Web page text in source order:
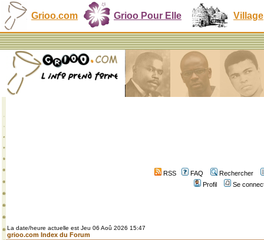
Grioo.com Grioo Pour Elle Village
RSS FAQ
Rechercher
Profil
Se
La date/heure actuelle est Jeu 06 Aoû 2026 15:47
grioo.com Index du Forum